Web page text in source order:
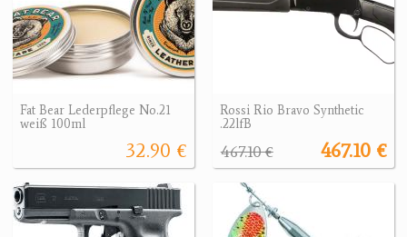
Fat Bear Lederpflege No.21
weiß 100ml
32.90 €
Rossi Rio Bravo Synthetic
.22lfB
467.10 €
467.10 €